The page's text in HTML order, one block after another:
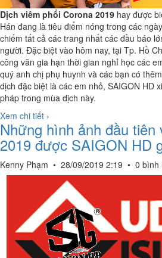
Dịch viêm phổi Corona 2019 hay được
Hán đang là tiêu điểm nóng trong các
chiếm tất cả các trang nhất các đầu báo
người. Đặc biệt vào hôm nay, tại Tp. Hồ
công văn gia hạn thời gian nghỉ học các
quý anh chị phụ huynh và các bạn có
dịch đặc biệt là các em nhỏ, SAIGON HD
pháp trong mùa dịch này.
Xem chi tiết ›
Những hình ảnh đầu tiên
2019 được SAIGON HD
Kenny Phạm • 28/09/2019 2:19 • 0 bình